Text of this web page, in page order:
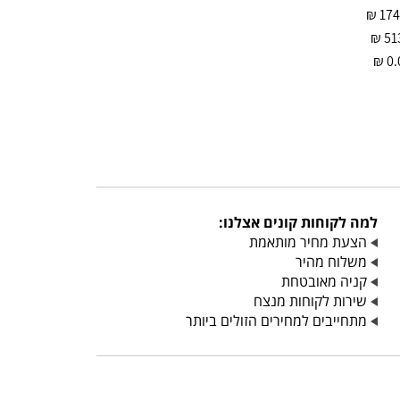
₪
₪
₪
למה לקוחות קונים אצלנו:
הצעת מחיר מותאמת
משלוח מהיר
קניה מאובטחת
שירות לקוחות מנצח
מתחייבים למחירים הזולים ביותר